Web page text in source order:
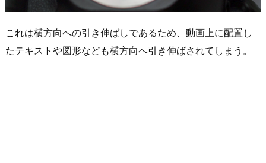
これは横方向への引き伸ばしであるため、動画上に配置し
たテキストや図形なども横方向へ引き伸ばされてしまう。